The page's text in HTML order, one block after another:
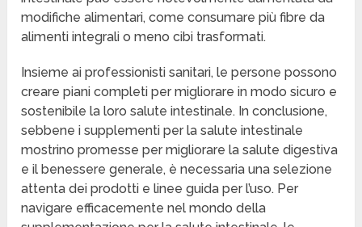
modifiche alimentari, come consumare più fibre da
alimenti integrali o meno cibi trasformati.
Insieme ai professionisti sanitari, le persone possono
creare piani completi per migliorare in modo sicuro e
sostenibile la loro salute intestinale. In conclusione,
sebbene i supplementi per la salute intestinale
mostrino promesse per migliorare la salute digestiva
e il benessere generale, è necessaria una selezione
attenta dei prodotti e linee guida per l’uso. Per
navigare efficacemente nel mondo della